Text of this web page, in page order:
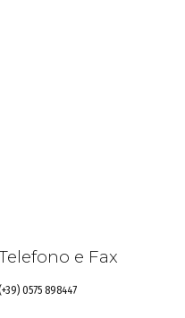
e Fax
0575 898447